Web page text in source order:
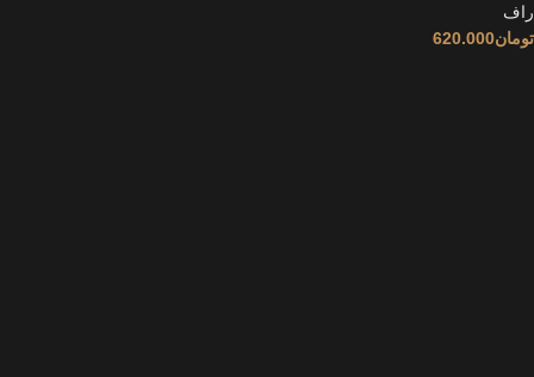
راف
تومان620.000